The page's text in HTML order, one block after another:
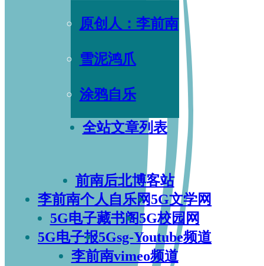
原创人：李前南
雪泥鸿爪
涂鸦自乐
全站文章列表
前南后北博客站
李前南个人自乐网5G文学网
5G电子藏书阁5G校园网
5G电子报5Gsg-Youtube频道
李前南vimeo频道